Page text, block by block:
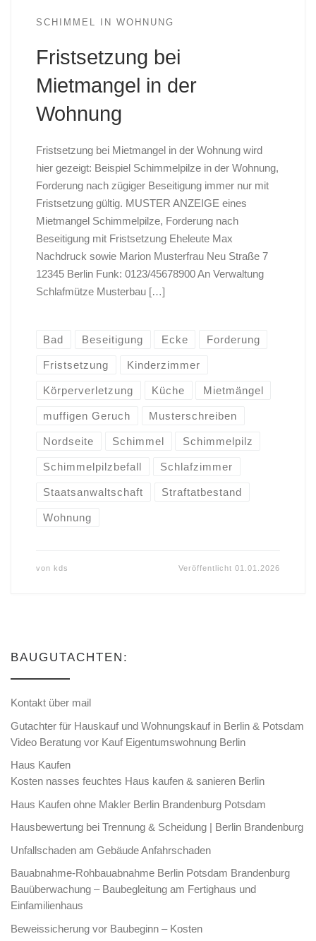
SCHIMMEL IN WOHNUNG
Fristsetzung bei
Mietmangel in der
Wohnung
Fristsetzung bei Mietmangel in der Wohnung wird
hier gezeigt: Beispiel Schimmelpilze in der Wohnung,
Forderung nach zügiger Beseitigung immer nur mit
Fristsetzung gültig. MUSTER ANZEIGE eines
Mietmangel Schimmelpilze, Forderung nach
Beseitigung mit Fristsetzung Eheleute Max
Nachdruck sowie Marion Musterfrau Neu Straße 7
12345 Berlin Funk: 0123/45678900 An Verwaltung
Schlafmütze Musterbau […]
Bad Beseitigung Ecke Forderung
Fristsetzung Kinderzimmer
Körperverletzung Küche Mietmängel
muffigen Geruch Musterschreiben
Nordseite Schimmel Schimmelpilz
Schimmelpilzbefall Schlafzimmer
Staatsanwaltschaft Straftatbestand
Wohnung
von kds Veröffentlicht01.01.2026
BAUGUTACHTEN:
Kontakt über mail
Gutachter für Hauskauf und Wohnungskauf in Berlin & Potsdam
Video Beratung vor Kauf Eigentumswohnung Berlin
Haus Kaufen
Kosten nasses feuchtes Haus kaufen & sanieren Berlin
Haus Kaufen ohne Makler Berlin Brandenburg Potsdam
Hausbewertung bei Trennung & Scheidung | Berlin Brandenburg
Unfallschaden am Gebäude Anfahrschaden
Bauabnahme-Rohbauabnahme Berlin Potsdam Brandenburg
Bauüberwachung – Baubegleitung am Fertighaus und
Einfamilienhaus
Beweissicherung vor Baubeginn – Kosten